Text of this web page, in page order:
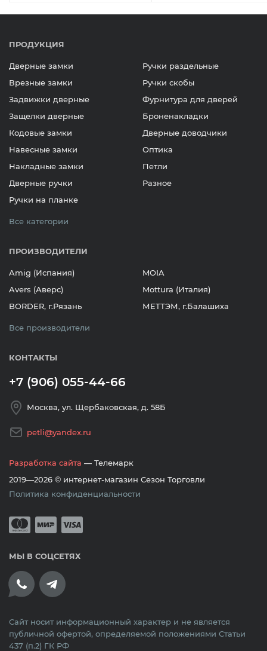
ПРОДУКЦИЯ
Дверные замки
Врезные замки
Задвижки дверные
Защелки дверные
Кодовые замки
Навесные замки
Накладные замки
Дверные ручки
Ручки на планке
Ручки раздельные
Ручки скобы
Фурнитура для дверей
Броненакладки
Дверные доводчики
Оптика
Петли
Разное
Все категории
ПРОИЗВОДИТЕЛИ
Amig (Испания)
Avers (Аверс)
BORDER, г.Рязань
MOIA
Mottura (Италия)
МЕТТЭМ, г.Балашиха
Все производители
КОНТАКТЫ
+7 (906) 055-44-66
Москва, ул. Щербаковская, д. 58Б
petli@yandex.ru
Разработка сайта — Телемарк
2019—2026 © интернет-магазин Сезон Торговли
Политика конфиденциальности
Принимается оплата банковскими
МЫ В СОЦСЕТЯХ
Сайт носит информационный характер и не является
публичной офертой, определяемой положениями Статьи
437 (п.2) ГК РФ